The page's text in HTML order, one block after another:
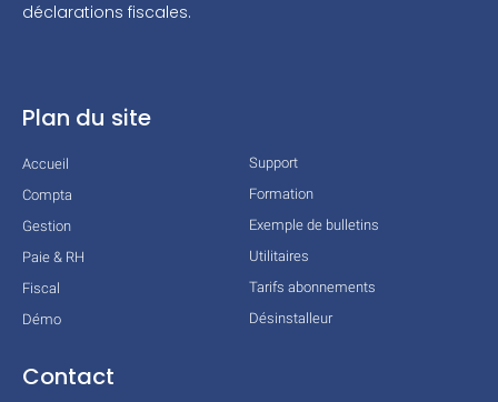
déclarations fiscales.
Plan du site
Accueil
Compta
Gestion
Paie & RH
Fiscal
Démo
Support
Formation
Exemple de bulletins
Utilitaires
Tarifs abonnements
Désinstalleur
Contact